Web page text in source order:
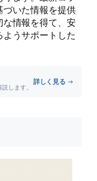
いた情報を提供
情報を得て、安
うサポートした
します。
詳しく見る →